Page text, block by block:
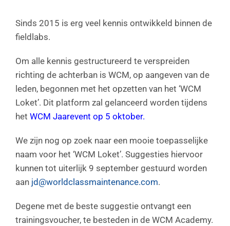
Sinds 2015 is erg veel kennis ontwikkeld binnen de
fieldlabs.
Om alle kennis gestructureerd te verspreiden
richting de achterban is WCM, op aangeven van de
leden, begonnen met het opzetten van het ‘WCM
Loket’. Dit platform zal gelanceerd worden tijdens
het WCM Jaarevent op 5 oktober.
We zijn nog op zoek naar een mooie toepasselijke
naam voor het ‘WCM Loket’. Suggesties hiervoor
kunnen tot uiterlijk 9 september gestuurd worden
aan jd@worldclassmaintenance.com.
Degene met de beste suggestie ontvangt een
trainingsvoucher, te besteden in de WCM Academy.